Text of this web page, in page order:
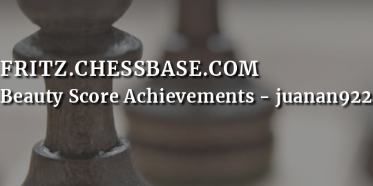
FRITZ.CHESSBASE.COM
Beauty Score Achievements - juanan922